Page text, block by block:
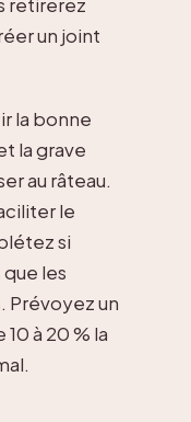
un joint
la bonne
la grave
au râteau.
le
si
les
Prévoyez un
à 20 % la